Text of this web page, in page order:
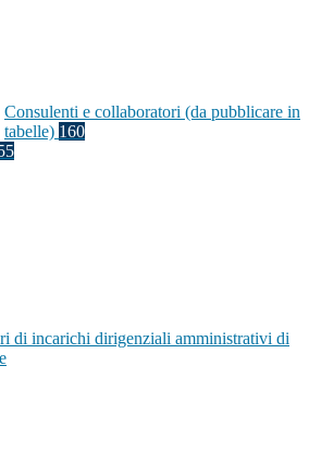
Consulenti e collaboratori (da pubblicare in
tabelle) 160
di incarichi dirigenziali amministrativi di